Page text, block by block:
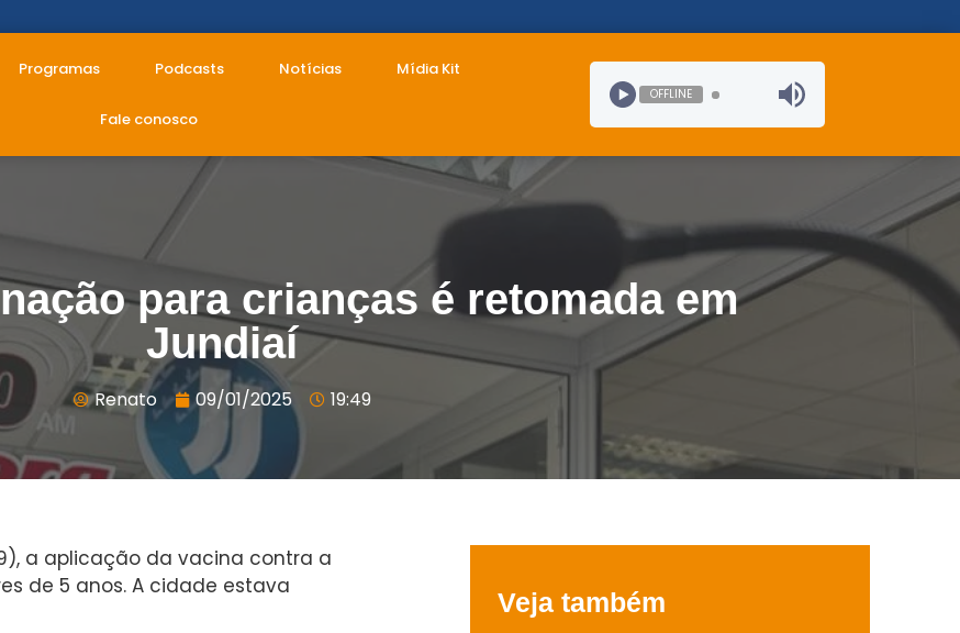
Programas Podcasts Notícias Mídia Kit
Fale conosco
OFFLINE
para crianças é retomada em
Jundiaí
Renato 09/01/2025 19:49
a aplicação da vacina contra a
de 5 anos. A cidade estava
Veja também